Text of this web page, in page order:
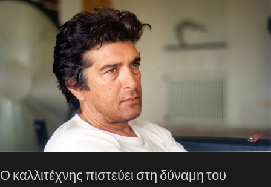
Ο καλλιτέχνης πιστεύει στη δύναμη του